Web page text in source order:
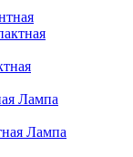
Лампа
Лампа